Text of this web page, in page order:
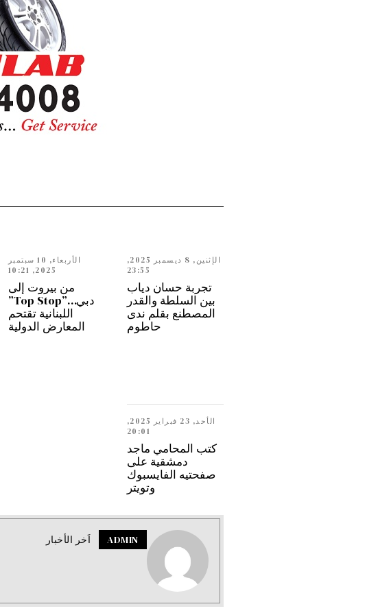
الإثنين, 8 ديسمبر 2025,
23:55
تجربة حسان دياب
بين السلطة والقدر
المصطنع بقلم ندى
حاطوم
الأربعاء, 10 سبتمبر
2025, 10:21
من بيروت إلى
دبي…”Top Stop”
اللبنانية تقتحم
المعارض الدولية
الأحد, 23 فبراير 2025,
20:01
كتب المحامي ماجد
دمشقية على
صفحتيه الفايسبوك
وتويتر
ADMIN اَخر الأخبار